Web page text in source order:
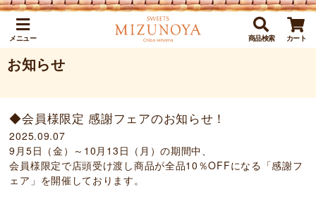
メニュー 商品検索 カート
お知らせ
◆会員様限定 感謝フェアのお知らせ！
2025.09.07
9月5日（金）～10月13日（月）の期間中、
会員様限定で店頭受け渡し商品が全品10％OFFになる「感謝フ
ェア」を開催しております。